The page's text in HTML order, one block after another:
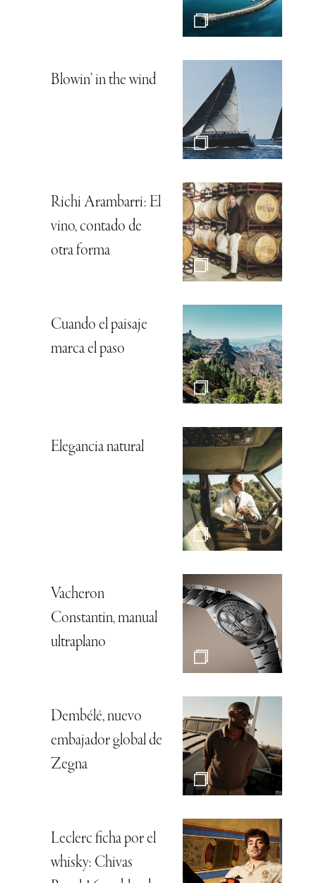
Blowin’ in the wind
Richi Arambarri: El
vino, contado de
otra forma
Cuando el paisaje
marca el paso
Elegancia natural
Vacheron
Constantin, manual
ultraplano
Dembélé, nuevo
embajador global de
Zegna
Leclerc ficha por el
whisky: Chivas